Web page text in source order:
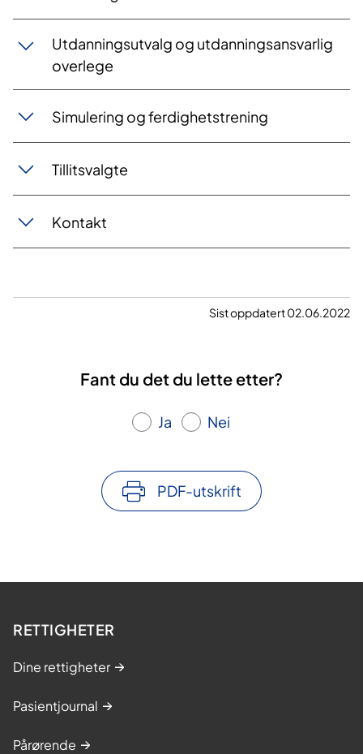
Utdanningsutvalg og utdanningsansvarlig
overlege
Simulering og ferdighetstrening
Tillitsvalgte
Kontakt
Sist oppdatert 02.06.2022
Fant du det du lette etter?
Ja Nei
PDF-utskrift
RETTIGHETER
Dine rettigheter
Pasientjournal
Pårørende